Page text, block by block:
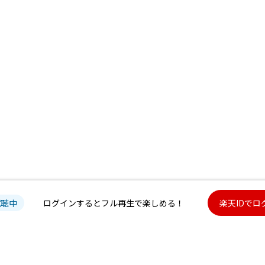
中 ログインするとフル再生で楽しめる！ 楽天IDでロ